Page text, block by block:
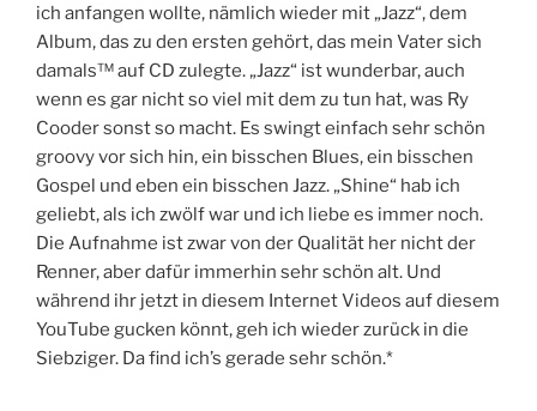
ich anfangen wollte, nämlich wieder mit „Jazz“, dem
Album, das zu den ersten gehört, das mein Vater sich
damals™ auf CD zulegte. „Jazz“ ist wunderbar, auch
wenn es gar nicht so viel mit dem zu tun hat, was Ry
Cooder sonst so macht. Es swingt einfach sehr schön
groovy vor sich hin, ein bisschen Blues, ein bisschen
Gospel und eben ein bisschen Jazz. „Shine“ hab ich
geliebt, als ich zwölf war und ich liebe es immer noch.
Die Aufnahme ist zwar von der Qualität her nicht der
Renner, aber dafür immerhin sehr schön alt. Und
während ihr jetzt in diesem Internet Videos auf diesem
YouTube gucken könnt, geh ich wieder zurück in die
Siebziger. Da find ich’s gerade sehr schön.*